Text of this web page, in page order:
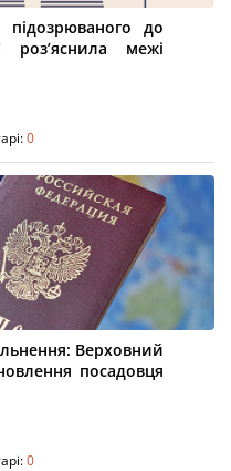
до
межі
0
Верховний
посадовця
0